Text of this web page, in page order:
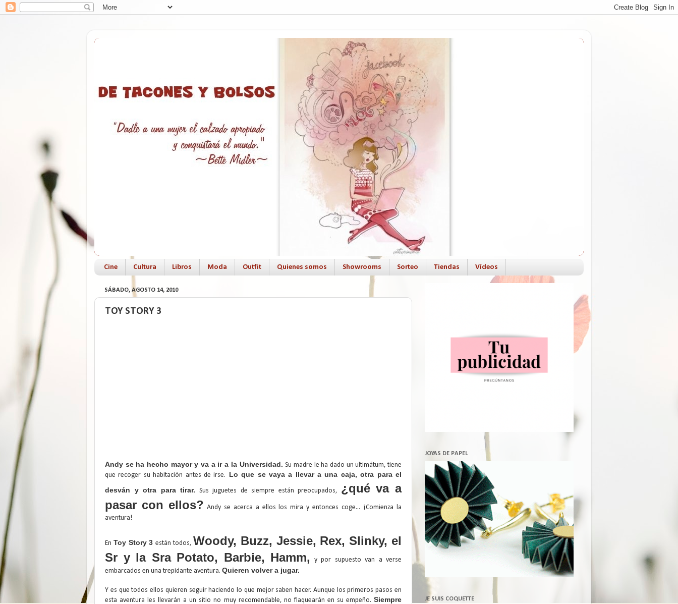
Cine Cultura Libros Moda Outfit Quienes somos Showrooms Sorteo Tiendas Vídeos
SÁBADO, AGOSTO 14, 2010
TOY STORY 3
Andy se ha hecho mayor y va a ir a la Universidad.Su madre le ha dado un ultimátum, tiene
que recoger su habitación antes de irse.
Lo que se vaya a llevar a una caja, otra para el
desván y otra para tirar. Sus juguetes de siempre están preocupados, ¿qué va a
pasar con ellos? Andy se acerca a ellos los mira y entonces coge... ¡Comienza la
aventura!
En Toy Story 3están todos, Woody, Buzz, Jessie, Rex, Slinky, el
Sr y la Sra Potato, Barbie, Hamm,
y por supuesto van a verse
embarcados en una trepidante aventura. Quieren volver a jugar.
Y es que todos ellos quieren seguir haciendo lo que mejor saben hacer. Aunque los primeros pasos en
esta aventura les llevarán a un sitio no muy recomendable, no flaquearán en su empeño. Siempre
JOYAS DE PAPEL
JE SUIS COQUETTE